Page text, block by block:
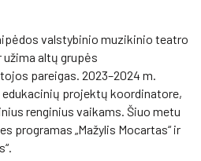
valstybinio muzikinio teatro
altų grupės
pareigas. 2023–2024 m.
projektų koordinatore,
renginius vaikams. Šiuo metu
programas „Mažylis Mocartas“ ir